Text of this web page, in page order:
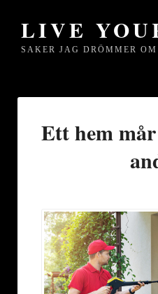
LIVE
SAKER JAG DRÖMMER OM
Ett hem